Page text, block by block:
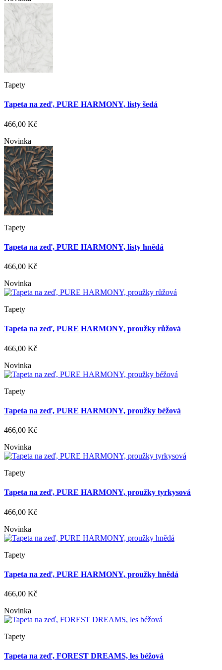
Tapety
Tapeta na zeď, PURE HARMONY, listy šedá
466,00 Kč
Novinka
Tapety
Tapeta na zeď, PURE HARMONY, listy hnědá
466,00 Kč
Novinka
Tapety
Tapeta na zeď, PURE HARMONY, proužky růžová
466,00 Kč
Novinka
Tapety
Tapeta na zeď, PURE HARMONY, proužky béžová
466,00 Kč
Novinka
Tapety
Tapeta na zeď, PURE HARMONY, proužky tyrkysová
466,00 Kč
Novinka
Tapety
Tapeta na zeď, PURE HARMONY, proužky hnědá
466,00 Kč
Novinka
Tapety
Tapeta na zeď, FOREST DREAMS, les béžová